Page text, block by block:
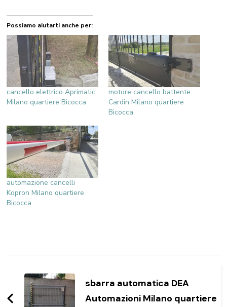
Possiamo aiutarti anche per:
cancello elettrico Aprimatic
Milano quartiere Bicocca
motore cancello battente
Cardin Milano quartiere
Bicocca
automazione cancelli
Kopron Milano quartiere
Bicocca
articoli
sbarra automatica DEA
Automazioni Milano quartiere